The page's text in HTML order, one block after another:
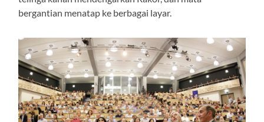
bergantian menatap ke berbagai layar.